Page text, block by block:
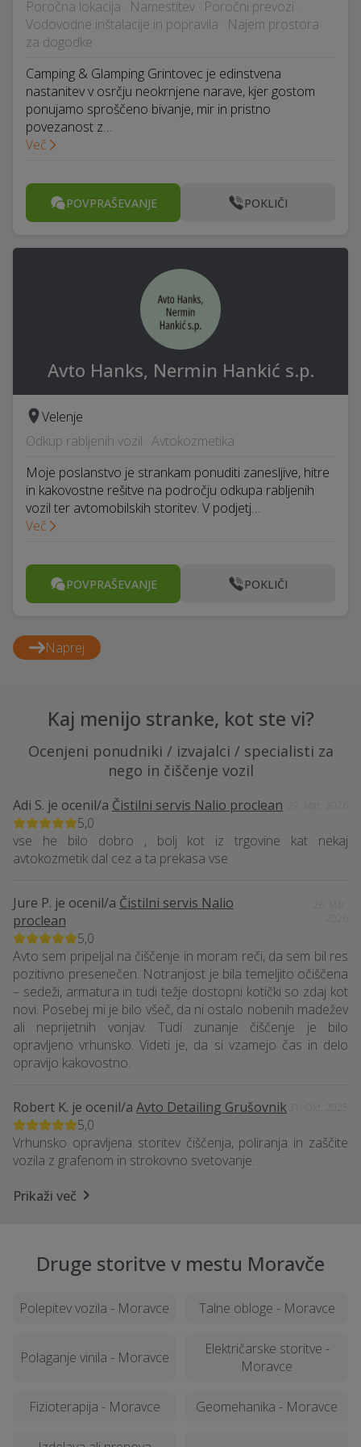
Poročna lokacija · Namestitev · Poročni prevozi ·
Vodovodne inštalacije in popravila · Najem prostora
za dogodke
Camping & Glamping Grintovec je edinstvena
nastanitev v osrčju neokrnjene narave, kjer gostom
ponujamo sproščeno bivanje, mir in pristno
povezanost z…
Več
POVPRAŠEVANJE POKLIČI
Avto Hanks, Nermin Hankić s.p.
Velenje
Odkup rabljenih vozil · Avtokozmetika
Moje poslanstvo je strankam ponuditi zanesljive, hitre
in kakovostne rešitve na področju odkupa rabljenih
vozil ter avtomobilskih storitev. V podjetj…
Več
POVPRAŠEVANJE POKLIČI
Naprej
Kaj menijo stranke, kot ste vi?
Ocenjeni ponudniki / izvajalci / specialisti za
nego in čiščenje vozil
Adi S. je ocenil/a Čistilni servis Nalio proclean
5,0
vse he bilo dobro , bolj kot iz trgovine kat nekaj
avtokozmetik dal cez a ta prekasa vse
Jure P. je ocenil/a Čistilni servis Nalio
proclean
5,0
Avto sem pripeljal na čiščenje in moram reči, da sem bil res
pozitivno presenečen. Notranjost je bila temeljito očiščena
– sedeži, armatura in tudi težje dostopni kotički so zdaj kot
novi. Posebej mi je bilo všeč, da ni ostalo nobenih madežev
ali neprijetnih vonjav. Tudi zunanje čiščenje je bilo
opravljeno vrhunsko. Videti je, da si vzamejo čas in delo
opravijo kakovostno.
Robert K. je ocenil/a Avto Detailing Grušovnik
5,0
Vrhunsko opravljena storitev čiščenja, poliranja in zaščite
vozila z grafenom in strokovno svetovanje.
Prikaži več
Druge storitve v mestu Moravče
Polepitev vozila - Moravce Talne obloge - Moravce
Polaganje vinila - Moravce
Električarske storitve -
Moravce
Fizioterapija - Moravce Geomehanika - Moravce